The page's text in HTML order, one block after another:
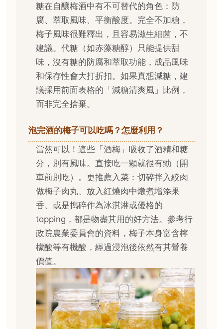
糖在自釀梅酒中有不可替代的角色：防
腐、萃取風味、平衡酸度。完全不加糖，
梅子風味很難釋出，且容易滋生細菌，不
建議。代糖（如赤藻糖醇）只能提供甜
味，沒有糖的防腐和萃取功能，成品風味
和保存性會大打折扣。如果真想減糖，建
議採用前面表格的「減糖清爽風」比例，
而非完全捨棄。
泡完酒的梅子可以吃嗎？怎麼利用？
當然可以！這些「酒梅」吸收了酒精和糖
分，別有風味。直接吃一顆就很有勁（開
車前別吃）。更推薦入菜：切碎拌入絞肉
做梅子肉丸、放入紅燒肉中燉煮增添果
香、或是搗碎作為冰淇淋或優格的
topping，都是物盡其用的好方法。參考行
政院農業委員會的資料，梅子本身富含檸
檬酸等有機酸，經過浸泡後依然有其營養
價值。